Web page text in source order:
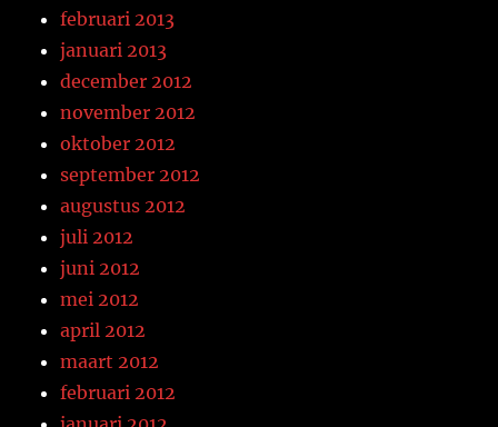
februari 2013
januari 2013
december 2012
november 2012
oktober 2012
september 2012
augustus 2012
juli 2012
juni 2012
mei 2012
april 2012
maart 2012
februari 2012